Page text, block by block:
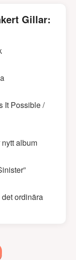
Gillar:
It Possible /
album
ordinära